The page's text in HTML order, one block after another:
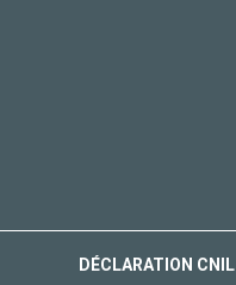
DÉCLARATION CNIL